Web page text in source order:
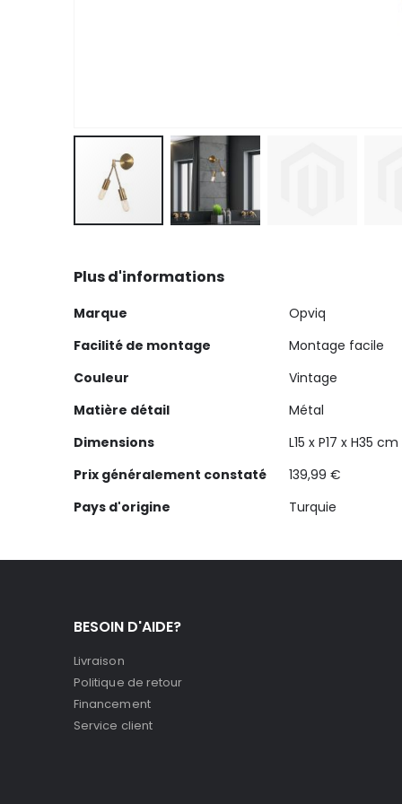
the
of
the
gallery
Plus d'informations
Plus
Marque
Opviq
Facilité de montage
Montage facile
Couleur
Vintage
Matière détail
Métal
Dimensions
L15 x P17 x H35 cm
Prix généralement constaté
139,99 €
Pays d'origine
Turquie
BESOIN D'AIDE?
Livraison
Politique de retour
Financement
Service client